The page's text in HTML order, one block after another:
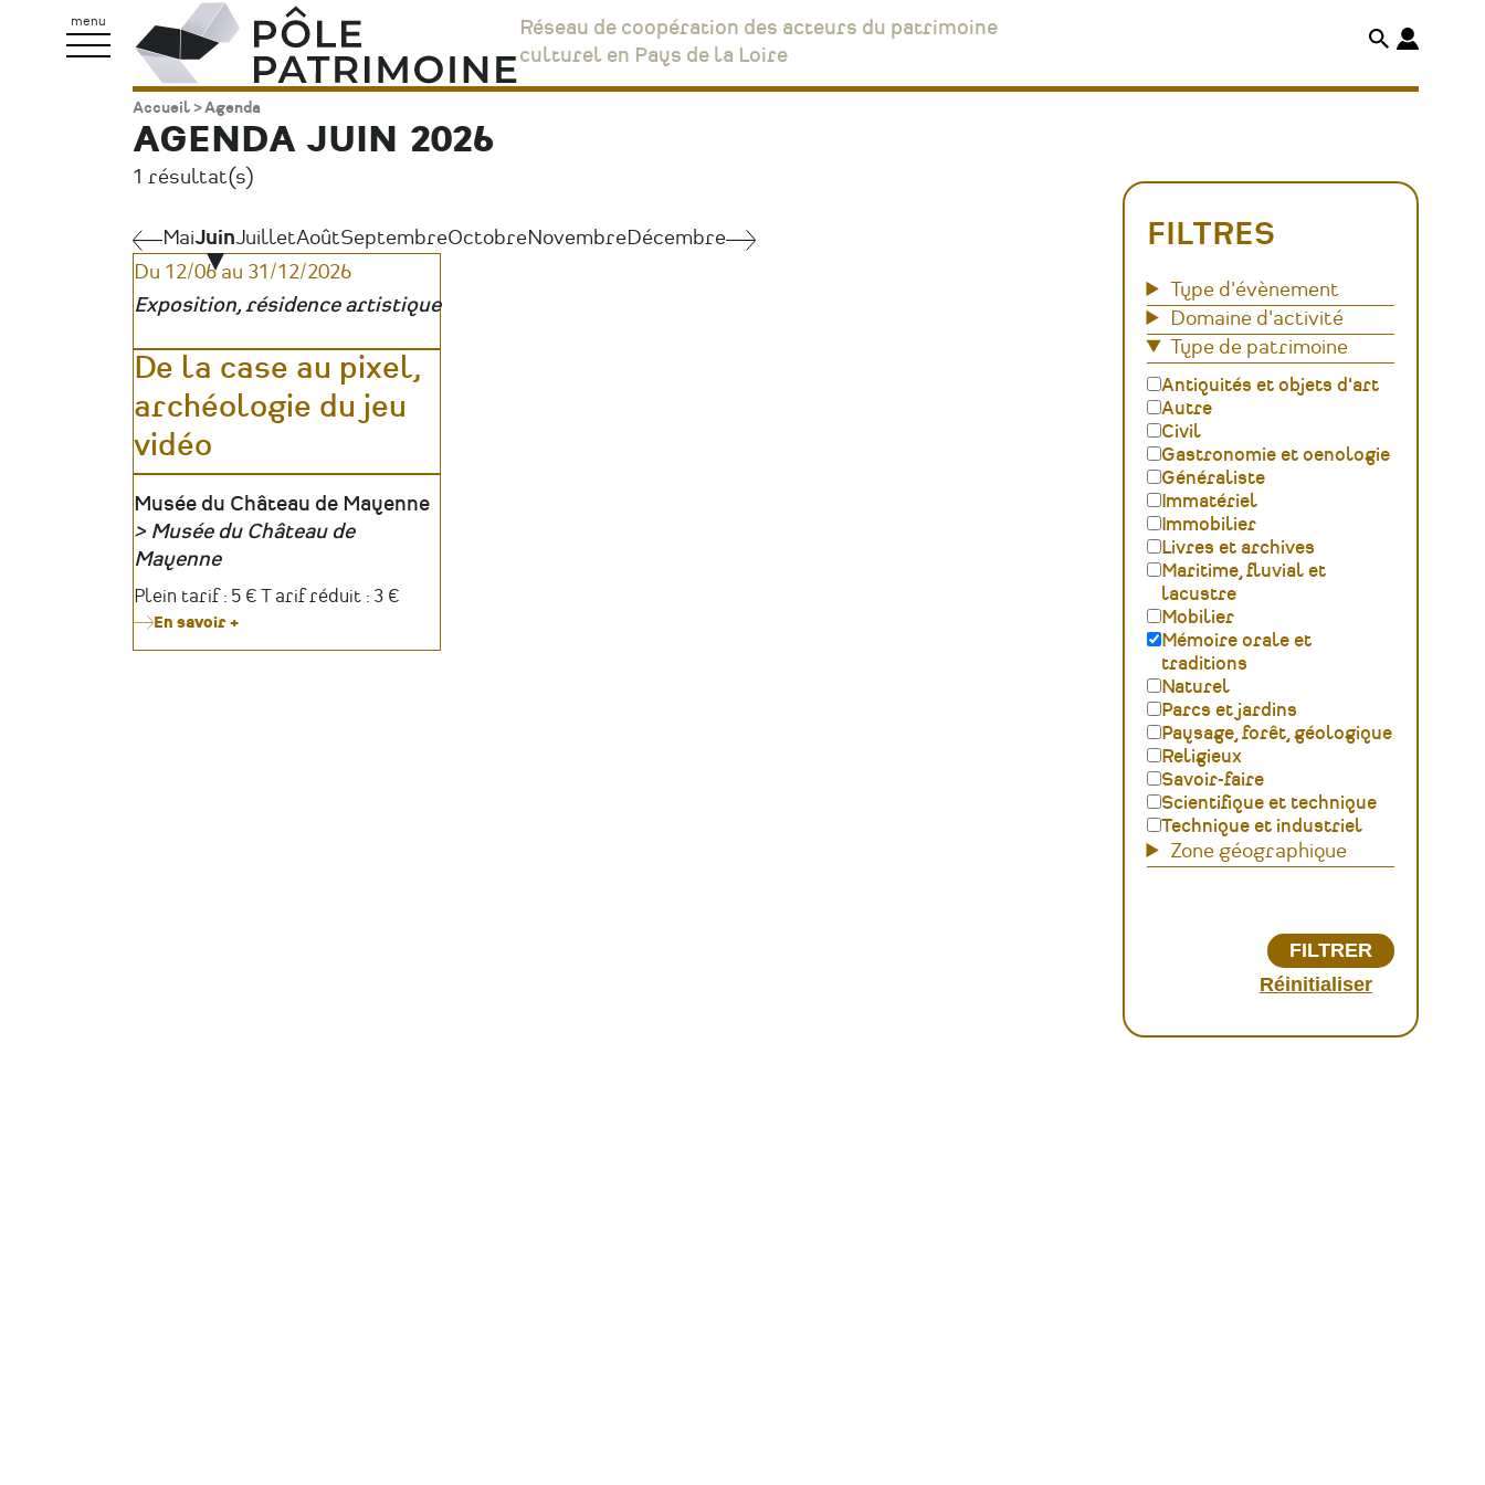
menu
Pôle
Patrimoine
Réseau de coopération des acteurs du patrimoine
culturel en Pays de la Loire
Fil
d'Ariane
Accueil Agenda
AGENDA JUIN 2026
1 résultat(s)
Pagination
MaiMaiJuinJuilletAoûtSeptembreOctobreNovembreDécembreJuillet
Du 12/06 au 31/12/2026
Exposition, résidence artistique
De la case au pixel,
archéologie du jeu
vidéo
Lieu
Musée du Château de Mayenne
Organisateur
Musée du Château de
Mayenne
Tarifs
Plein tarif : 5 € T arif réduit : 3 €
En savoir +
FILTRES
Type d'évènement
Domaine d'activité
Type de patrimoine
Antiquités et objets d'art
Autre
Civil
Gastronomie et oenologie
Généraliste
Immatériel
Immobilier
Livres et archives
Maritime, fluvial et
lacustre
Mobilier
Mémoire orale et
traditions
Naturel
Parcs et jardins
Paysage, forêt, géologique
Religieux
Savoir-faire
Scientifique et technique
Technique et industriel
Zone géographique